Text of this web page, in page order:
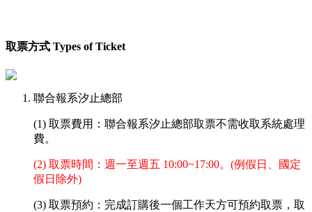
取票方式 Types of Ticket
聯合報系汐止總部
(1) 取票費用：聯合報系汐止總部取票不需收取系統處理
費。
(2) 取票時間：週一至週五 10:00~17:00。(例假日、國定
假日除外)
(3) 取票預約：完成訂購後一個工作天方可預約取票，取